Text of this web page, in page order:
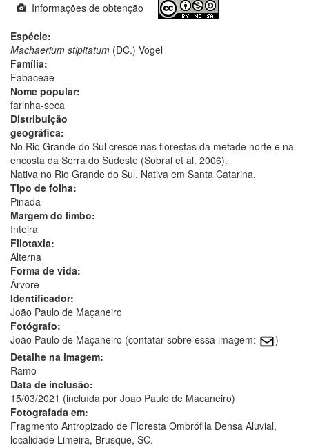
Informações de obtenção
Espécie:
Machaerium stipitatum (DC.) Vogel
Família:
Fabaceae
Nome popular:
farinha-seca
Distribuição
geográfica:
No Rio Grande do Sul cresce nas florestas da metade norte e na
encosta da Serra do Sudeste (Sobral et al. 2006).
Nativa no Rio Grande do Sul. Nativa em Santa Catarina.
Tipo de folha:
Pinada
Margem do limbo:
Inteira
Filotaxia:
Alterna
Forma de vida:
Árvore
Identificador:
João Paulo de Maçaneiro
Fotógrafo:
João Paulo de Maçaneiro (contatar sobre essa imagem:
)
Detalhe na imagem:
Ramo
Data de inclusão:
15/03/2021 (incluída por Joao Paulo de Macaneiro)
Fotografada em:
Fragmento Antropizado de Floresta Ombrófila Densa Aluvial,
localidade Limeira, Brusque, SC.